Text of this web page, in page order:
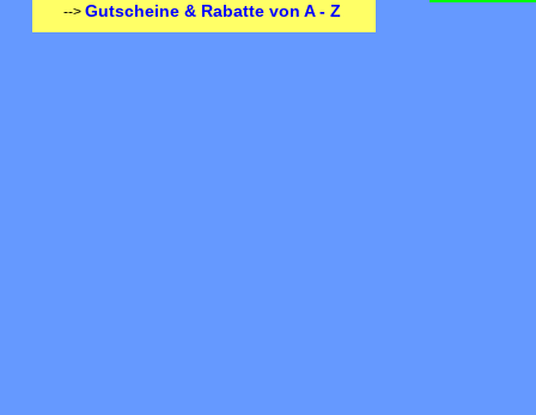
--> Gutscheine & Rabatte von A - Z